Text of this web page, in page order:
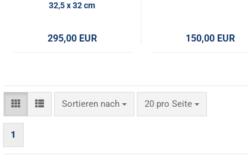
32,5 x 32 cm
295,00 EUR 150,00 EUR
Sortieren nach
Sortieren nach 20 pro Seite
pro Seite
1